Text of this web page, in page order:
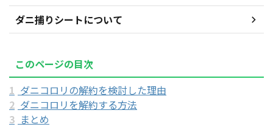
ダニ捕りシートについて
このページの目次
1 ダニコロリの解約を検討した理由
2 ダニコロリを解約する方法
3 まとめ